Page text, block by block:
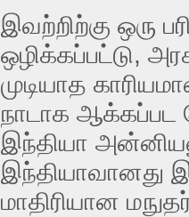
இவற்றிற்கு ஒரு
ஒழிக்கப்பட்டு,
முடியாத
நாடாக ஆக்கப்பட
இந்தியா
இந்தியாவானது
மாதிரியான